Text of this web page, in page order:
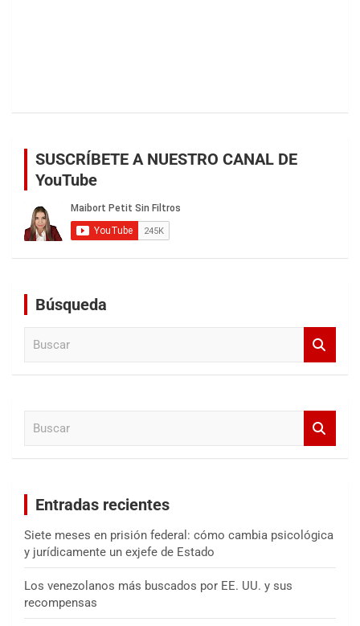
SUSCRÍBETE A NUESTRO CANAL DE
YouTube
Búsqueda
Entradas recientes
Siete meses en prisión federal: cómo cambia psicológica
y jurídicamente un exjefe de Estado
Los venezolanos más buscados por EE. UU. y sus
recompensas